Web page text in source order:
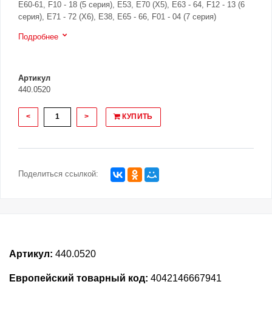
E60-61, F10 - 18 (5 серия), E53, E70 (X5), E63 - 64, F12 - 13 (6
серия), E71 - 72 (X6), E38, E65 - 66, F01 - 04 (7 серия)
Подробнее
Артикул
440.0520
< > КУПИТЬ
Поделиться ссылкой:
Артикул: 440.0520
Европейский товарный код: 4042146667941